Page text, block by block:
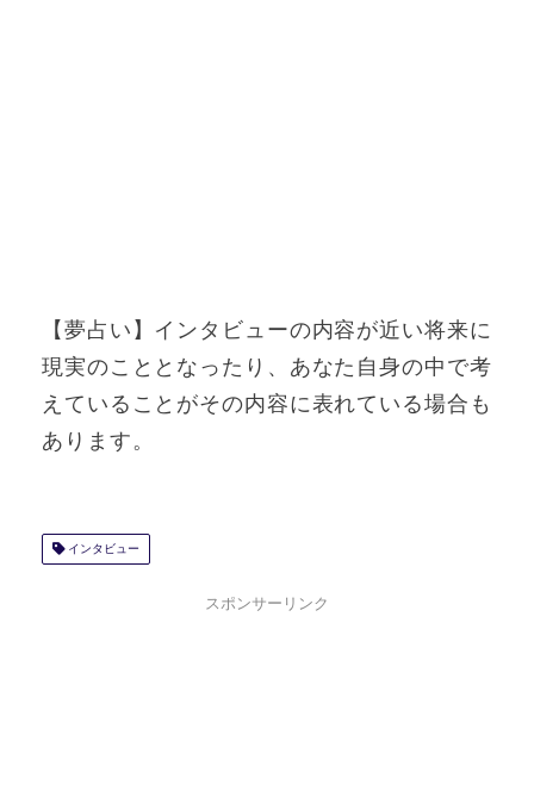
【夢占い】インタビューの内容が近い将来に
現実のこととなったり、あなた自身の中で考
えていることがその内容に表れている場合も
あります。
インタビュー
スポンサーリンク